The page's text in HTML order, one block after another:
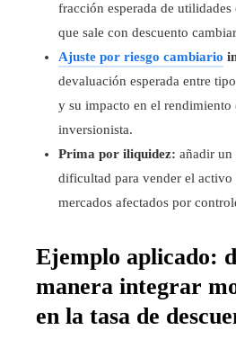
fracción esperada de
que sale con descuento
Ajuste por riesgo cambiario
devaluación esperada entre
y su impacto en el rendimiento
inversionista.
Prima por iliquidez: añadir un
dificultad para vender el
mercados afectados por
Ejemplo aplicado:
manera integrar
en la tasa de